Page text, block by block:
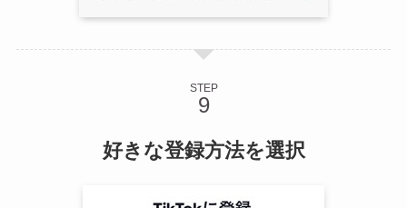
STEP
好きな登録方法を選択